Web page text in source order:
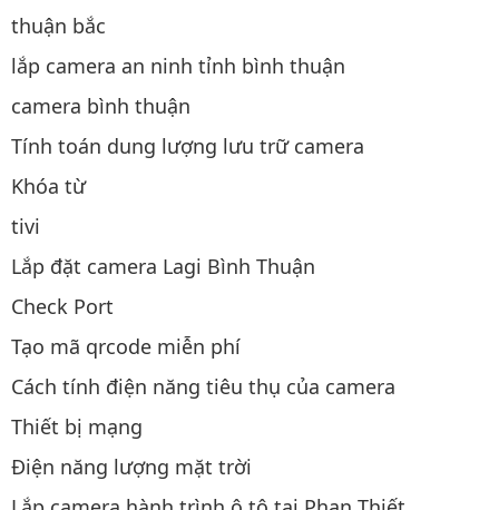
thuận bắc
lắp camera an ninh tỉnh bình thuận
camera bình thuận
Tính toán dung lượng lưu trữ camera
Khóa từ
tivi
Lắp đặt camera Lagi Bình Thuận
Check Port
Tạo mã qrcode miễn phí
Cách tính điện năng tiêu thụ của camera
Thiết bị mạng
Điện năng lượng mặt trời